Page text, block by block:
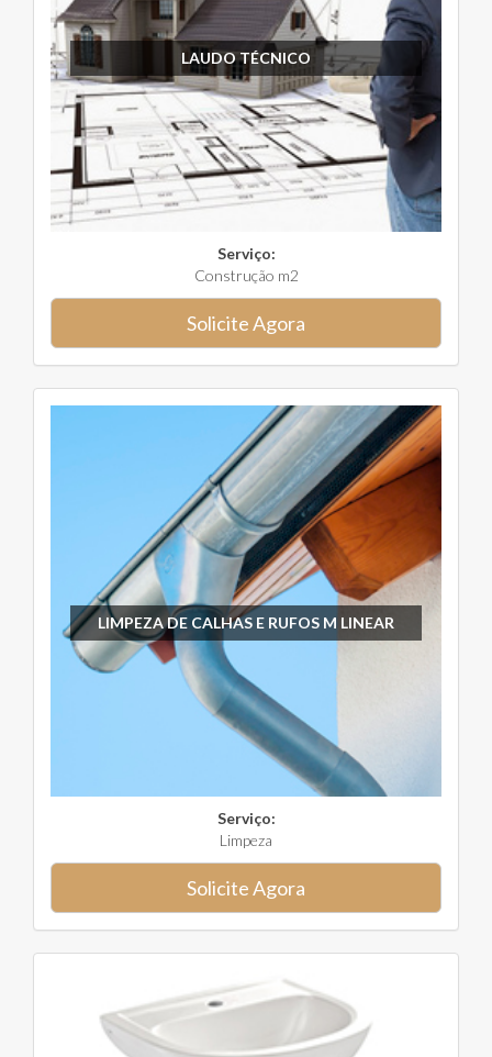
LAUDO TÉCNICO
Serviço:
Construção m2
Solicite Agora
LIMPEZA DE CALHAS E RUFOS M LINEAR
Serviço:
Limpeza
Solicite Agora